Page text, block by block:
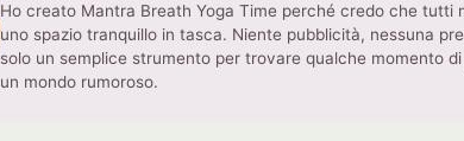
Ho creato Mantra Breath Yoga Time perché credo che tutti
uno spazio tranquillo in tasca. Niente pubblicità, nessuna
solo un semplice strumento per trovare qualche momento
un mondo rumoroso.